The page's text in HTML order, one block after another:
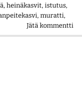
, heinäkasvit, istutus,
, muratti,
Jätä kommentti